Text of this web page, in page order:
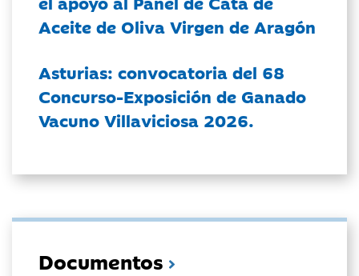
Aceite de Oliva Virgen de Aragón
Asturias: convocatoria del 68
Concurso-Exposición de Ganado
Vacuno Villaviciosa 2026.
Documentos